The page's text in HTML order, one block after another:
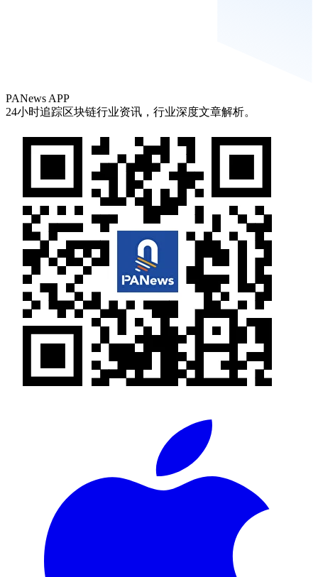
PANews APP
24小时追踪区块链行业资讯，行业深度文章解析。